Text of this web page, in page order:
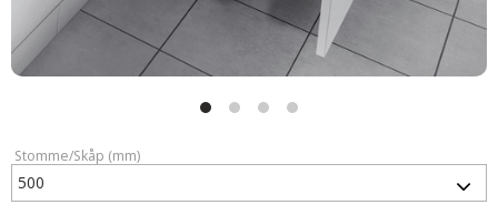
Stomme/Skåp (mm)